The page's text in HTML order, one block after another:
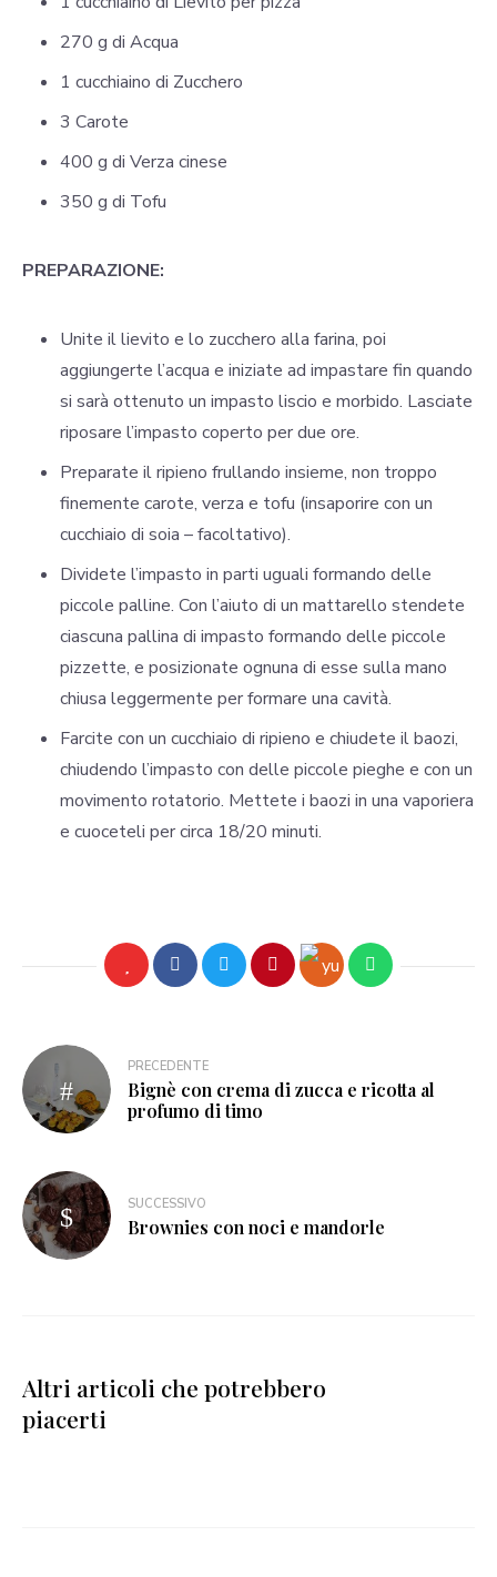
270 g di Acqua
1 cucchiaino di Zucchero
3 Carote
400 g di Verza cinese
350 g di Tofu
PREPARAZIONE:
Unite il lievito e lo zucchero alla farina, poi
aggiungerte l’acqua e iniziate ad impastare fin quando
si sarà ottenuto un impasto liscio e morbido. Lasciate
riposare l’impasto coperto per due ore.
Preparate il ripieno frullando insieme, non troppo
finemente carote, verza e tofu (insaporire con un
cucchiaio di soia – facoltativo).
Dividete l’impasto in parti uguali formando delle
piccole palline. Con l’aiuto di un mattarello stendete
ciascuna pallina di impasto formando delle piccole
pizzette, e posizionate ognuna di esse sulla mano
chiusa leggermente per formare una cavità.
Farcite con un cucchiaio di ripieno e chiudete il baozi,
chiudendo l’impasto con delle piccole pieghe e con un
movimento rotatorio. Mettete i baozi in una vaporiera
e cuoceteli per circa 18/20 minuti.
PRECEDENTE
Bignè con crema di zucca e ricotta al
profumo di timo
SUCCESSIVO
Brownies con noci e mandorle
Altri articoli che potrebbero
piacerti